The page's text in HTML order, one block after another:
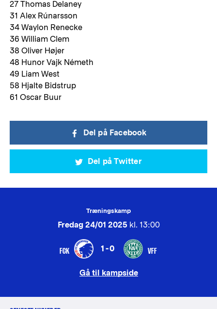
27 Thomas Delaney
31 Alex Rúnarsson
34 Waylon Renecke
36 William Clem
38 Oliver Højer
48 Hunor Vajk Németh
49 Liam West
58 Hjalte Bidstrup
61 Oscar Buur
Del på Facebook
Del på Twitter
Træningskamp
Fredag 24/01 2025kl. 13:00
FCK 1-0 VFF
Gå til kampside